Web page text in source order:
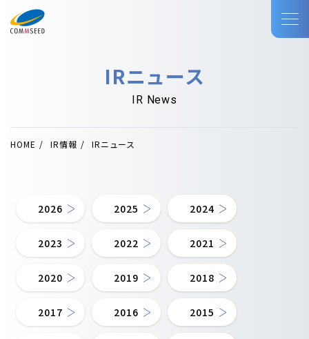
IRニュース
IR News
HOME IR情報 IRニュース
2026 2025 2024
2023 2022 2021
2020 2019 2018
2017 2016 2015